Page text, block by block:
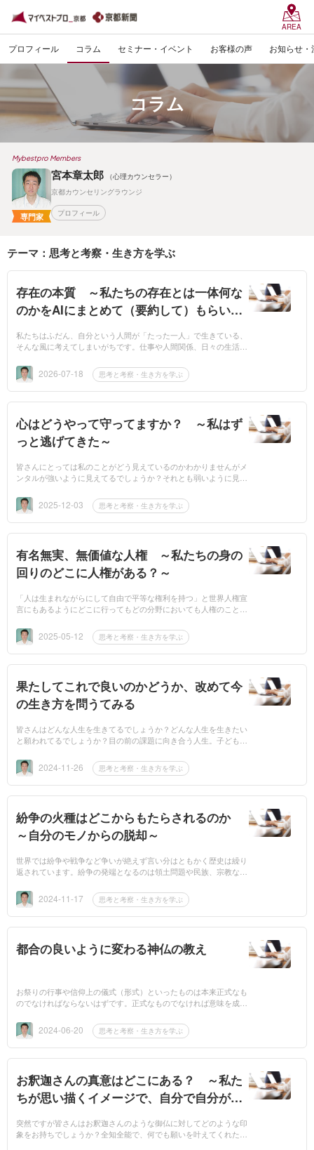
AREA
プロフィール コラム セミナー・イベント お客様の声 お知らせ
コラム
Mybestpro Members
専門家
宮本章太郎
（心理カウンセラー）
京都カウンセリングラウンジ
プロフィール
テーマ：思考と考察・生き方を学ぶ
存在の本質 ～私たちの存在とは一体何な
のかをAIにまとめて（要約して）もらいま
私たちはふだん、自分という人間が「たった一人」で生きている、
そんな風に考えてしまいがちです。仕事や人間関係、日々の生活の
は絶対に許さ...
2026-07-18 思考と考察・生き方を学ぶ
心はどうやって守ってますか？ ～私はず
っと逃げてきた～
皆さんにとっては私のことがどう見えているのかわかりませんがメ
ンタルが強いように見えてるでしょうか？それとも弱いように見え
の不安やス...2025-12-03 思考と考察・生き方を学ぶ
有名無実、無価値な人権 ～私たちの身の
回りのどこに人権がある？～
「人は生まれながらにして自由で平等な権利を持つ」と世界人権宣
言にもあるようにどこに行ってもどの分野においても人権のことが
れているでしょ...
2025-05-12 思考と考察・生き方を学ぶ
果たしてこれで良いのかどうか、改めて今
の生き方を問うてみる
皆さんはどんな人生を生きてるでしょうか？どんな人生を生きたい
と願われてるでしょうか？目の前の課題に向き合う人生。子どもの
る）事ばかり...
2024-11-26 思考と考察・生き方を学ぶ
紛争の火種はどこからもたらされるのか
～自分のモノからの脱却～
世界では紛争や戦争など争いが絶えず言い分はともかく歴史は繰り
返されています。紛争の発端となるのは領土問題や民族、宗教など
でしょうか。...
2024-11-17 思考と考察・生き方を学ぶ
都合の良いように変わる神仏の教え
お祭りの行事や信仰上の儀式（形式）といったものは本来正式なも
のでなければならないはずです。正式なものでなければ意味を成さ
った理由によ...
2024-06-20 思考と考察・生き方を学ぶ
お釈迦さんの真意はどこにある？ ～私た
ちが思い描くイメージで、自分で自分が振
突然ですが皆さんはお釈迦さんのような御仏に対してどのような印
象をお持ちでしょうか？全知全能で、何でも願いを叶えてくれたり